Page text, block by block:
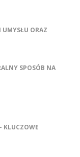
UMYSŁU ORAZ
SPOSÓB NA
KLUCZOWE